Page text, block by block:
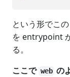
という形でこの
を entrypoint
る。
ここで web の